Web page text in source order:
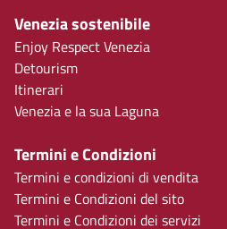
Venezia sostenibile
Enjoy Respect Venezia
Detourism
Itinerari
Venezia e la sua Laguna
Termini e Condizioni
Termini e condizioni di vendita
Termini e Condizioni del sito
Termini e Condizioni dei servizi